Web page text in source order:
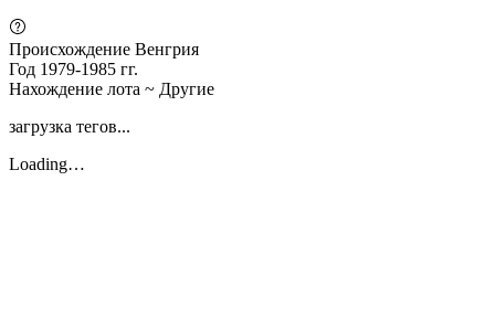
Происхождение Венгрия
Год 1979-1985 гг.
Нахождение лота ~ Другие
загрузка тегов...
Loading…